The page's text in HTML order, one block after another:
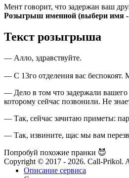
Мент говорит, что задержан ваш
Розыгрыш именной (выбери имя -
Текст розыгрыша
— Алло, здравствуйте.
— С 13го отделения вас беспокоят.
— Дело в том что задержали вашего
которому сейчас позвонили. Не
— Так, сейчас зачитаю приметы:
— Так, извините, щас мы вам
Попробуй похожие пранки 😈
Copyright © 2017 - 2026. Call-Prikol.
Описание сервиса